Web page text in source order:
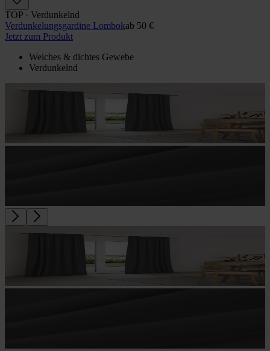
TOP · Verdunkelnd
Verdunkelungs­gardine Lombokab 50 €
Jetzt zum Produkt
Weiches & dichtes Gewebe
Verdunkelnd